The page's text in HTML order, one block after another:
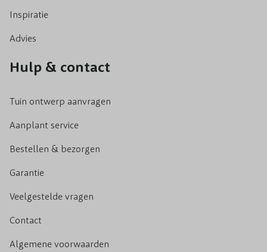
Inspiratie
Advies
Hulp & contact
Tuin ontwerp aanvragen
Aanplant service
Bestellen & bezorgen
Garantie
Veelgestelde vragen
Contact
Algemene voorwaarden